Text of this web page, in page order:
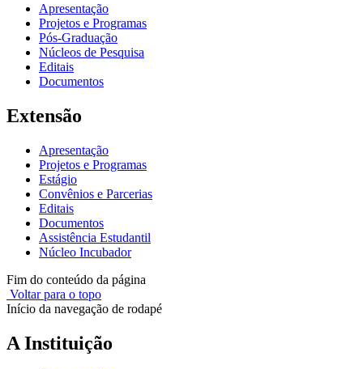
Apresentação
Projetos e Programas
Pós-Graduação
Núcleos de Pesquisa
Editais
Documentos
Extensão
Apresentação
Projetos e Programas
Estágio
Convênios e Parcerias
Editais
Documentos
Assistência Estudantil
Núcleo Incubador
Fim do conteúdo da página
Voltar para o topo
Início da navegação de rodapé
A Instituição